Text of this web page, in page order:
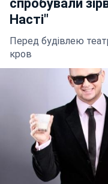
спробували
Насті"
Перед будівлею
кров